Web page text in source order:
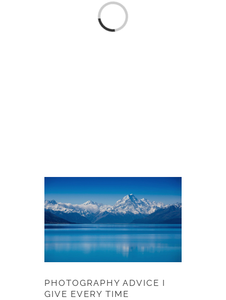
Loading...
PHOTOGRAPHY
ADVICE I GIVE
EVERY TIME
PHOTOGRAPHY ADVICE I
GIVE EVERY TIME